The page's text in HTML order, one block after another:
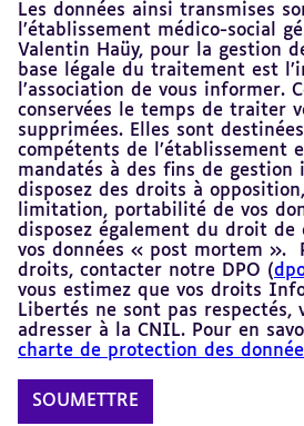
Les données ainsi transmises
l’établissement médico-social
Valentin Haüy, pour la gestion
base légale du traitement est
l’association de vous informer.
conservées le temps de traiter
supprimées. Elles sont
compétents de l’établissement
mandatés à des fins de gestion
disposez des droits à
limitation, portabilité de vos
disposez également du droit
vos données « post mortem ».
droits, contacter notre DPO (
vous estimez que vos droits
Libertés ne sont pas respectés,
adresser à la CNIL. Pour en
charte de protection des